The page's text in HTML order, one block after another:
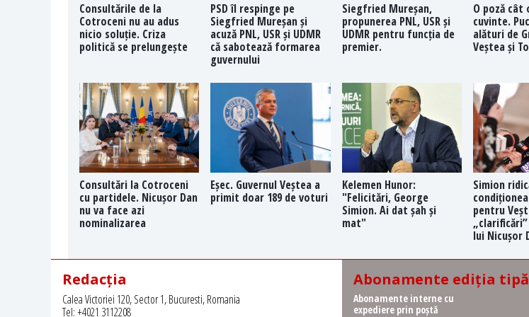
Consultările de la
Cotroceni nu au adus
nicio soluție. Criza
politică se prelungește
PSD îl respinge pe
Siegfried Mureșan și
acuză PNL, USR și UDMR
că sabotează formarea
guvernului
Siegfried Mureșan,
propunerea PNL, USR și
UDMR pentru funcția de
premier.
O poză cât
cuvinte.
alături de
Veștea și
Consultări la Cotroceni
cu partidele. Nicușor Dan
nu va face azi
nominalizarea
Eșec. Guvernul Veștea a
primit doar 189 de voturi
Kelemen Hunor:
"Felicitări, George
Simion. Ai dat șah și
mat"
Simion
pentru
lui Nicușor
Redacția
Calea Victoriei 120, Sector 1, Bucuresti, Romania
Tel: +4021 3112208
Abonamente ediția
Abonamente interne cu
expediere prin poștă